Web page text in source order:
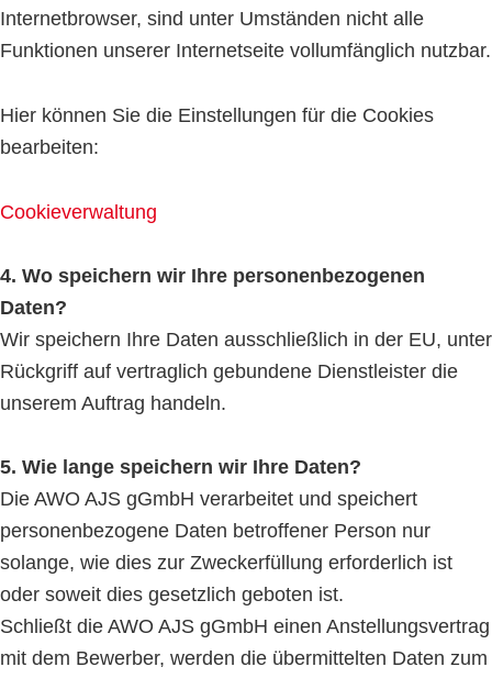
Internetbrowser, sind unter Umständen nicht alle
Funktionen unserer Internetseite vollumfänglich nutzbar.
Hier können Sie die Einstellungen für die Cookies
bearbeiten:
Cookieverwaltung
4. Wo speichern wir Ihre personenbezogenen
Daten?
Wir speichern Ihre Daten ausschließlich in der EU, unter
Rückgriff auf vertraglich gebundene Dienstleister die
unserem Auftrag handeln.
5. Wie lange speichern wir Ihre Daten?
Die AWO AJS gGmbH verarbeitet und speichert
personenbezogene Daten betroffener Person nur
solange, wie dies zur Zweckerfüllung erforderlich ist
oder soweit dies gesetzlich geboten ist.
Schließt die AWO AJS gGmbH einen Anstellungsvertrag
mit dem Bewerber, werden die übermittelten Daten zum